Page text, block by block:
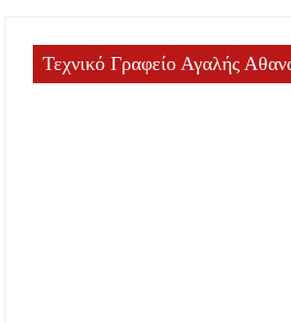
Τεχνικό Γραφείο Αγαλής